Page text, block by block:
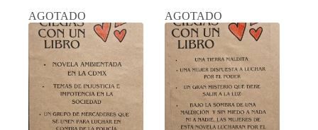
AGOTADO
AGOTADO